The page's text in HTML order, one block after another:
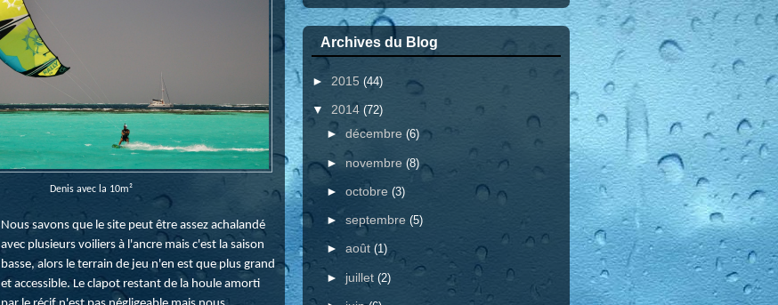
Denis avec la 10m²
Nous savons que le site peut être assez achalandé
avec plusieurs voiliers à l'ancre mais c'est la saison
basse, alors le terrain de jeu n'en est que plus grand
et accessible. Le clapot restant de la houle amorti
Archives du Blog
► 2015 (44)
▼ 2014 (72)
► décembre (6)
► novembre (8)
► octobre (3)
► septembre (5)
► août (1)
► juillet (2)